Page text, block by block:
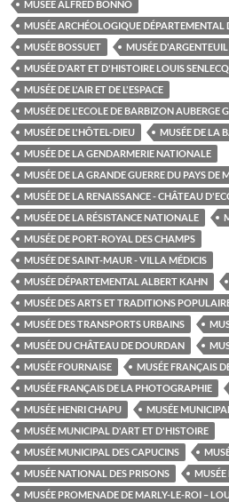
MUSÉE ALFRED BONNO
MUSÉE ARCHÉOLOGIQUE DÉPARTEMENTAL
MUSÉE BOSSUET
MUSÉE D'ARGENTEUIL
MUSÉE D'ART ET D'HISTOIRE LOUIS SENLECQ
MUSÉE DE L'AIR ET DE L'ESPACE
MUSÉE DE L'ECOLE DE BARBIZON AUBERGE
MUSÉE DE L'HÔTEL-DIEU
MUSÉE DE LA
MUSÉE DE LA GENDARMERIE NATIONALE
MUSÉE DE LA GRANDE GUERRE DU PAYS DE
MUSÉE DE LA RENAISSANCE - CHÂTEAU
MUSÉE DE LA RÉSISTANCE NATIONALE
MUSÉE DE PORT-ROYAL DES CHAMPS
MUSÉE DE SAINT-MAUR - VILLA MÉDICIS
MUSÉE DÉPARTEMENTAL ALBERT KAHN
MUSÉE DES ARTS ET TRADITIONS
MUSÉE DES TRANSPORTS URBAINS
MUSÉE DU CHÂTEAU DE DOURDAN
MUSÉE FOURNAISE
MUSÉE FRANÇAIS
MUSÉE FRANÇAIS DE LA PHOTOGRAPHIE
MUSÉE HENRI CHAPU
MUSÉE
MUSÉE MUNICIPAL D'ART ET D'HISTOIRE
MUSÉE MUNICIPAL DES CAPUCINS
MUSÉE NATIONAL DES PRISONS
MUSÉE PROMENADE DE MARLY-LE-ROI –